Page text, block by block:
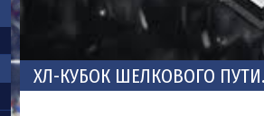
ХЛ-КУБОК ШЕЛКОВОГО ПУТИ.